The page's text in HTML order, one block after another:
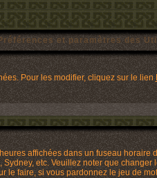
Préférences et paramètres des
Pour les modifier, cliquez sur le lien
affichées dans un fuseau
etc. Veuillez noter que
le faire, si vous pardonnez le jeu de